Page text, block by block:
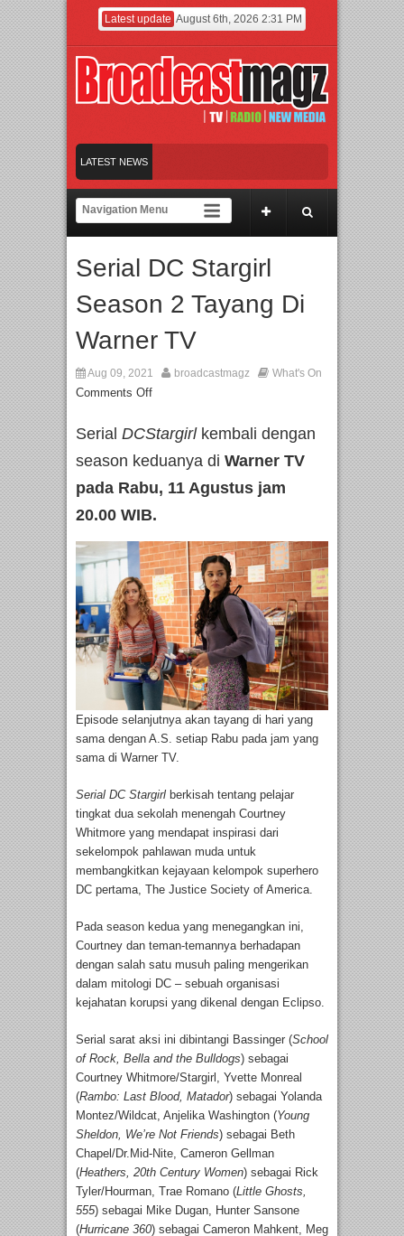
Latest update August 6th, 2026 2:31 PM
LATEST NEWS
Rayakan Perpaduan Warisan Dan Semangat
Twilite Orchestra Presents The Beatles &
Serial DC Stargirl
Season 2 Tayang Di
Warner TV
Aug 09, 2021 broadcastmagz What's On
Comments Off
Serial DCStargirlkembali dengan
season keduanya di Warner TV
pada Rabu, 11 Agustus jam
20.00 WIB.
Episode selanjutnya akan tayang di hari yang
sama dengan A.S. setiap Rabu pada jam yang
sama di Warner TV.
Serial DC Stargirl berkisah tentang pelajar
tingkat dua sekolah menengah Courtney
Whitmore yang mendapat inspirasi dari
sekelompok pahlawan muda untuk
membangkitkan kejayaan kelompok superhero
DC pertama, The Justice Society of America.
Pada season kedua yang menegangkan ini,
Courtney dan teman-temannya berhadapan
dengan salah satu musuh paling mengerikan
dalam mitologi DC – sebuah organisasi
kejahatan korupsi yang dikenal dengan Eclipso.
Serial sarat aksi ini dibintangi Bassinger (School
of Rock, Bella and the Bulldogs) sebagai
Courtney Whitmore/Stargirl, Yvette Monreal
(Rambo: Last Blood, Matador) sebagai Yolanda
Montez/Wildcat, Anjelika Washington (Young
Sheldon, We’re Not Friends) sebagai Beth
Chapel/Dr.Mid-Nite, Cameron Gellman
(Heathers, 20th Century Women) sebagai Rick
Tyler/Hourman, Trae Romano (Little Ghosts,
555) sebagai Mike Dugan, Hunter Sansone
(Hurricane 360) sebagai Cameron Mahkent, Meg